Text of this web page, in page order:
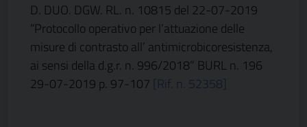
D. DUO. DGW. RL. n. 10815 del 22-07-2019
“Protocollo operativo per l’attuazione delle
misure di contrasto all’ antimicrobicoresistenza,
ai sensi della d.g.r. n. 996/2018” BURL n. 196
29-07-2019 p. 97-107 [Rif. n. 52358]